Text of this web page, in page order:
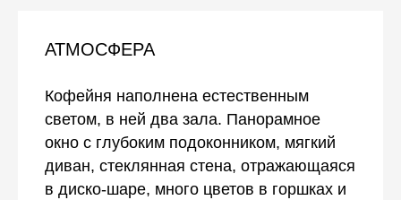
АТМОСФЕРА
Кофейня наполнена естественным
светом, в ней два зала. Панорамное
окно с глубоким подоконником, мягкий
диван, стеклянная стена, отражающаяся
в диско-шаре, много цветов в горшках и